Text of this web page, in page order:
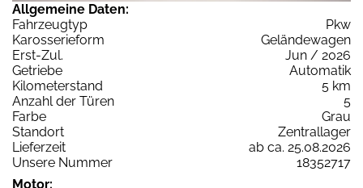
Allgemeine Daten:
Fahrzeugtyp
Pkw
Karosserieform
Geländewagen
Erst-Zul.
Jun / 2026
Getriebe
Automatik
Kilometerstand
5 km
Anzahl der Türen
5
Farbe
Grau
Standort
Zentrallager
Lieferzeit
ab ca. 25.08.2026
Unsere Nummer
18352717
Motor: